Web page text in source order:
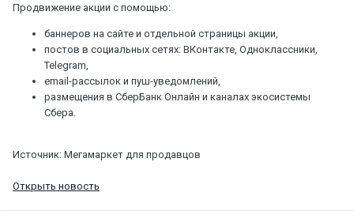
Продвижение акции с помощью:
баннеров на сайте и отдельной страницы акции,
постов в социальных сетях: ВКонтакте, Одноклассники,
Telegram,
email-рассылок и пуш-уведомлений,
размещения в СберБанк Онлайн и каналах экосистемы
Сбера.
Источник: Мегамаркет для продавцов
Открыть новость